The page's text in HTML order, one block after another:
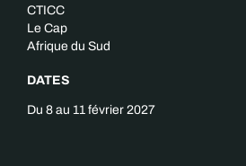
CTICC
Le Cap
Afrique du Sud
DATES
Du 8 au 11 février 2027